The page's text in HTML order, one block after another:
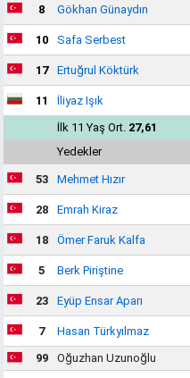
8 Gökhan Günaydın
10 Safa Serbest
17 Ertuğrul Köktürk
11
İliyaz Işık
İlk 11 Yaş Ort. 27,61
Yedekler
53 Mehmet Hızır
28 Emrah Kiraz
18 Ömer Faruk Kalfa
5 Berk Piriştine
23 Eyüp Ensar Aparı
7
Hasan Türkyılmaz
99
Oğuzhan Uzunoğlu